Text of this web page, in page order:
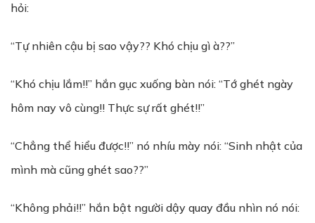
hỏi:
“Tự nhiên cậu bị sao vậy?? Khó chịu gì à??”
“Khó chịu lắm!!” hắn gục xuống bàn nói: “Tớ ghét ngày
hôm nay vô cùng!! Thực sự rất ghét!!”
“Chẳng thể hiểu được!!” nó nhíu mày nói: “Sinh nhật của
mình mà cũng ghét sao??”
“Không phải!!” hắn bật người dậy quay đầu nhìn nó nói: